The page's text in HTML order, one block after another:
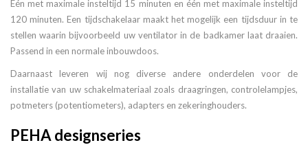
Eén met maximale insteltijd 15 minuten en één met maximale insteltijd
120 minuten. Een tijdschakelaar maakt het mogelijk een tijdsduur in te
stellen waarin bijvoorbeeld uw ventilator in de badkamer laat draaien.
Passend in een normale inbouwdoos.
Daarnaast leveren wij nog diverse andere onderdelen voor de
installatie van uw schakelmateriaal zoals draagringen, controlelampjes,
potmeters (potentiometers), adapters en zekeringhouders.
PEHA designseries